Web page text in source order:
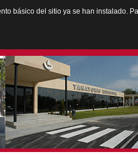
básico del sitio ya se han instalado.